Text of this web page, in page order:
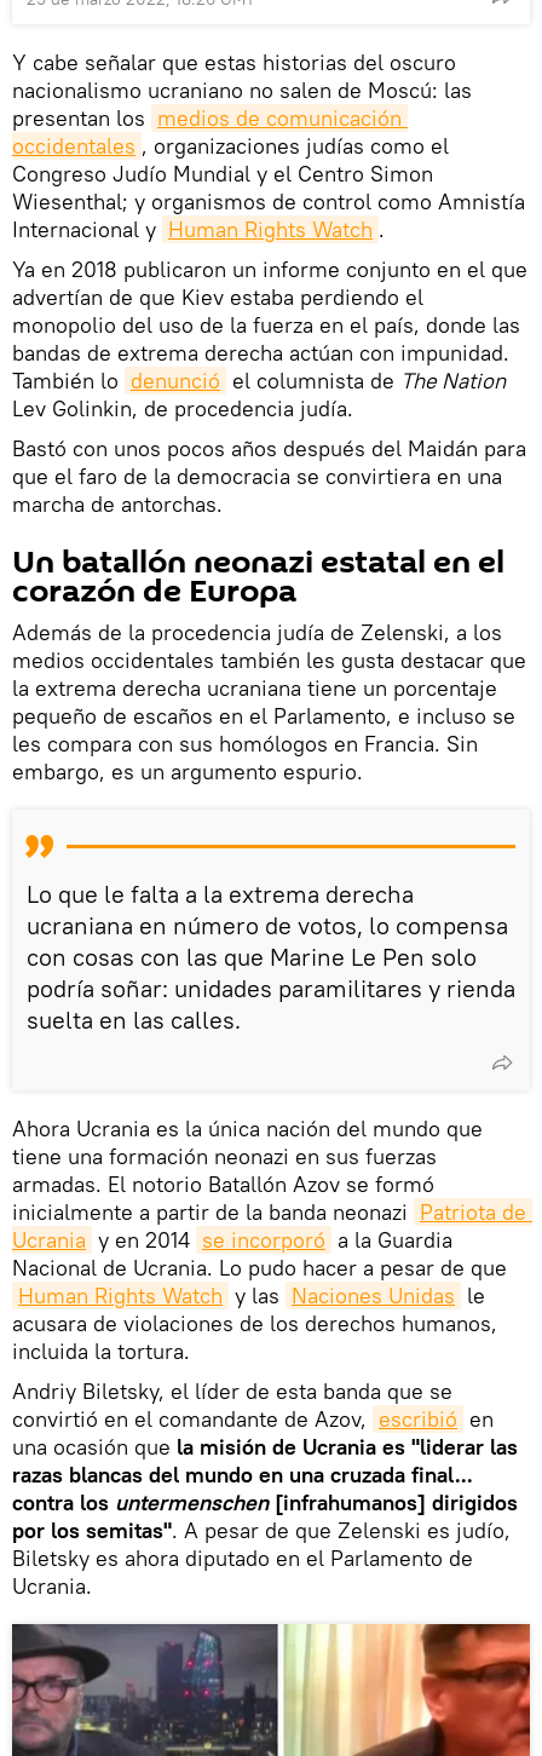
Y cabe señalar que estas historias del oscuro
nacionalismo ucraniano no salen de Moscú: las
presentan los medios de comunicación
occidentales , organizaciones judías como el
Congreso Judío Mundial y el Centro Simon
Wiesenthal; y organismos de control como Amnistía
Internacional y Human Rights Watch .
Ya en 2018 publicaron un informe conjunto en el que
advertían de que Kiev estaba perdiendo el
monopolio del uso de la fuerza en el país, donde las
bandas de extrema derecha actúan con impunidad.
También lo denunció el columnista de The Nation
Lev Golinkin, de procedencia judía.
Bastó con unos pocos años después del Maidán para
que el faro de la democracia se convirtiera en una
marcha de antorchas.
Un batallón neonazi estatal en el
corazón de Europa
Además de la procedencia judía de Zelenski, a los
medios occidentales también les gusta destacar que
la extrema derecha ucraniana tiene un porcentaje
pequeño de escaños en el Parlamento, e incluso se
les compara con sus homólogos en Francia. Sin
embargo, es un argumento espurio.
Lo que le falta a la extrema derecha
ucraniana en número de votos, lo compensa
con cosas con las que Marine Le Pen solo
podría soñar: unidades paramilitares y rienda
suelta en las calles.
Ahora Ucrania es la única nación del mundo que
tiene una formación neonazi en sus fuerzas
armadas. El notorio Batallón Azov se formó
inicialmente a partir de la banda neonazi Patriota de
Ucrania y en 2014 se incorporó a la Guardia
Nacional de Ucrania. Lo pudo hacer a pesar de que
Human Rights Watch y las Naciones Unidas le
acusara de violaciones de los derechos humanos,
incluida la tortura.
Andriy Biletsky, el líder de esta banda que se
convirtió en el comandante de Azov, escribió en
una ocasión que la misión de Ucrania es "liderar las
razas blancas del mundo en una cruzada final...
contra los untermenschen[infrahumanos] dirigidos
por los semitas". A pesar de que Zelenski es judío,
Biletsky es ahora diputado en el Parlamento de
Ucrania.